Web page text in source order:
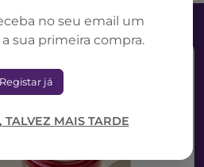
no seu email um
sua primeira compra.
Registar já
TALVEZ MAIS TARDE